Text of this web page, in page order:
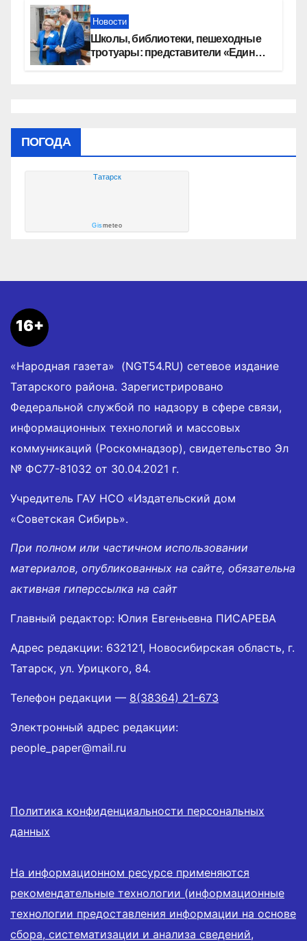
Новости
Школы, библиотеки, пешеходные
тротуары: представители «Единой
ПОГОДА
Татарск
Gismeteo
16+
«Народная газета» (NGT54.RU) сетевое издание
Татарского района. Зарегистрировано
Федеральной службой по надзору в сфере связи,
информационных технологий и массовых
коммуникаций (Роскомнадзор), свидетельство Эл
№ ФС77-81032 от 30.04.2021 г.
Учредитель ГАУ НСО «Издательский дом
«Советская Сибирь».
При полном или частичном использовании
материалов, опубликованных на сайте, обязательна
активная гиперссылка на сайт
Главный редактор: Юлия Евгеньевна ПИСАРЕВА
Адрес редакции: 632121, Новосибирская область, г.
Татарск, ул. Урицкого, 84.
Телефон редакции — 8(38364) 21-673
Электронный адрес редакции:
people_paper@mail.ru
Политика конфиденциальности персональных
данных
На информационном ресурсе применяются
рекомендательные технологии (информационные
технологии предоставления информации на основе
сбора, систематизации и анализа сведений,